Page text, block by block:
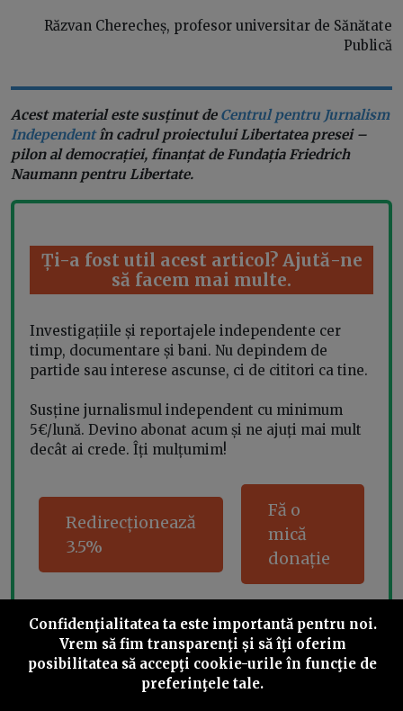
Răzvan Cherecheș, profesor universitar de Sănătate
Publică
Acest material este susținut de Centrul pentru Jurnalism
Independentîn cadrul proiectului Libertatea presei –
pilon al democrației, finanțat de Fundația Friedrich
Naumann pentru Libertate.
Ți-a fost util acest articol? Ajută-ne
să facem mai multe.
Investigațiile și reportajele independente cer
timp, documentare și bani. Nu depindem de
partide sau interese ascunse, ci de cititori ca tine.
Susține jurnalismul independent cu minimum
5€/lună. Devino abonat acum și ne ajuți mai mult
decât ai crede. Îți mulțumim!
Redirecționează
3.5%
Fă o
mică
donație
Share this
Confidenţialitatea ta este importantă pentru noi.
Vrem să fim transparenţi și să îţi oferim
posibilitatea să accepţi cookie-urile în funcţie de
preferinţele tale.